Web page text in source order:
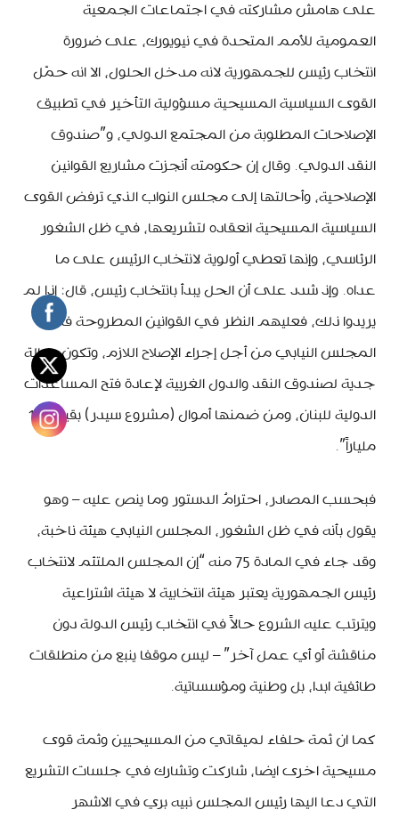
على هامش مشاركته في اجتماعات الجمعية
العمومية للأمم المتحدة في نيويورك، على ضرورة
انتخاب رئيس للجمهورية لانه مدخل الحلول، الا انه حمّل
القوى السياسية المسيحية مسؤولية التأخير في تطبيق
الإصلاحات المطلوبة من المجتمع الدولي، و”صندوق
النقد الدولي. وقال إن حكومته أنجزت مشاريع القوانين
الإصلاحية، وأحالتها إلى مجلس النواب الذي ترفض القوى
السياسية المسيحية انعقاده لتشريعها، في ظل الشغور
الرئاسي، وإنها تعطي أولوية لانتخاب الرئيس على ما
عداه. وإذ شدد على أن الحل يبدأ بانتخاب رئيس، قال: إذا لم
يريدوا ذلك، فعليهم النظر في القوانين المطروحة في
المجلس النيابي من أجل إجراء الإصلاح اللازم، وتكون رسالة
جدية لصندوق النقد والدول الغربية لإعادة فتح المساعدات
الدولية للبنان، ومن ضمنها أموال (مشروع سيدر) بقيمة 11
ملياراً”.
فبحسب المصادر، احترامُ الدستور وما ينص عليه – وهو
يقول بأنه في ظل الشغور، المجلس النيابي هيئة ناخبة،
وقد جاء في المادة 75 منه “إن المجلس الملتئم لانتخاب
رئيس الجمهورية يعتبر هيئة انتخابية لا هيئة اشتراعية
ويترتب عليه الشروع حالاً في انتخاب رئيس الدولة دون
مناقشة أو أي عمل آخر” – ليس موقفا ينبع من منطلقات
طائفية ابدا، بل وطنية ومؤسساتية.
كما ان ثمة حلفاء لميقاتي من المسيحيين وثمة قوى
مسيحية اخرى ايضا، شاركت وتشارك في جلسات التشريع
التي دعا اليها رئيس المجلس نبيه بري في الاشهر